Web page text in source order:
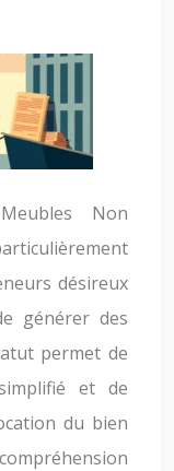
Non
désireux
générer des
permet de
et de
du bien